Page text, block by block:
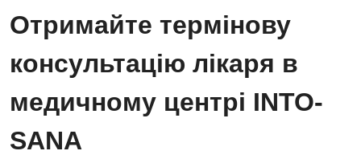
Енциклопедія
Відео
Діагностичне відділення
Інструментальна діагностика
Комп’ютерна томографія
Магнітно-резонансна томографія
Відділення кардіосудинної патології та неврології
Відділення невідкладних станів
Відділення інтенсивної терапії
Гінекологічне відділення
Отримайте термінову
консультацію лікаря в
медичному центрі INTO-
SANA